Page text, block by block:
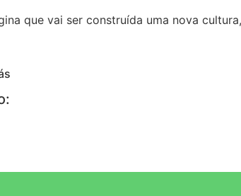
que vai ser construída uma nova